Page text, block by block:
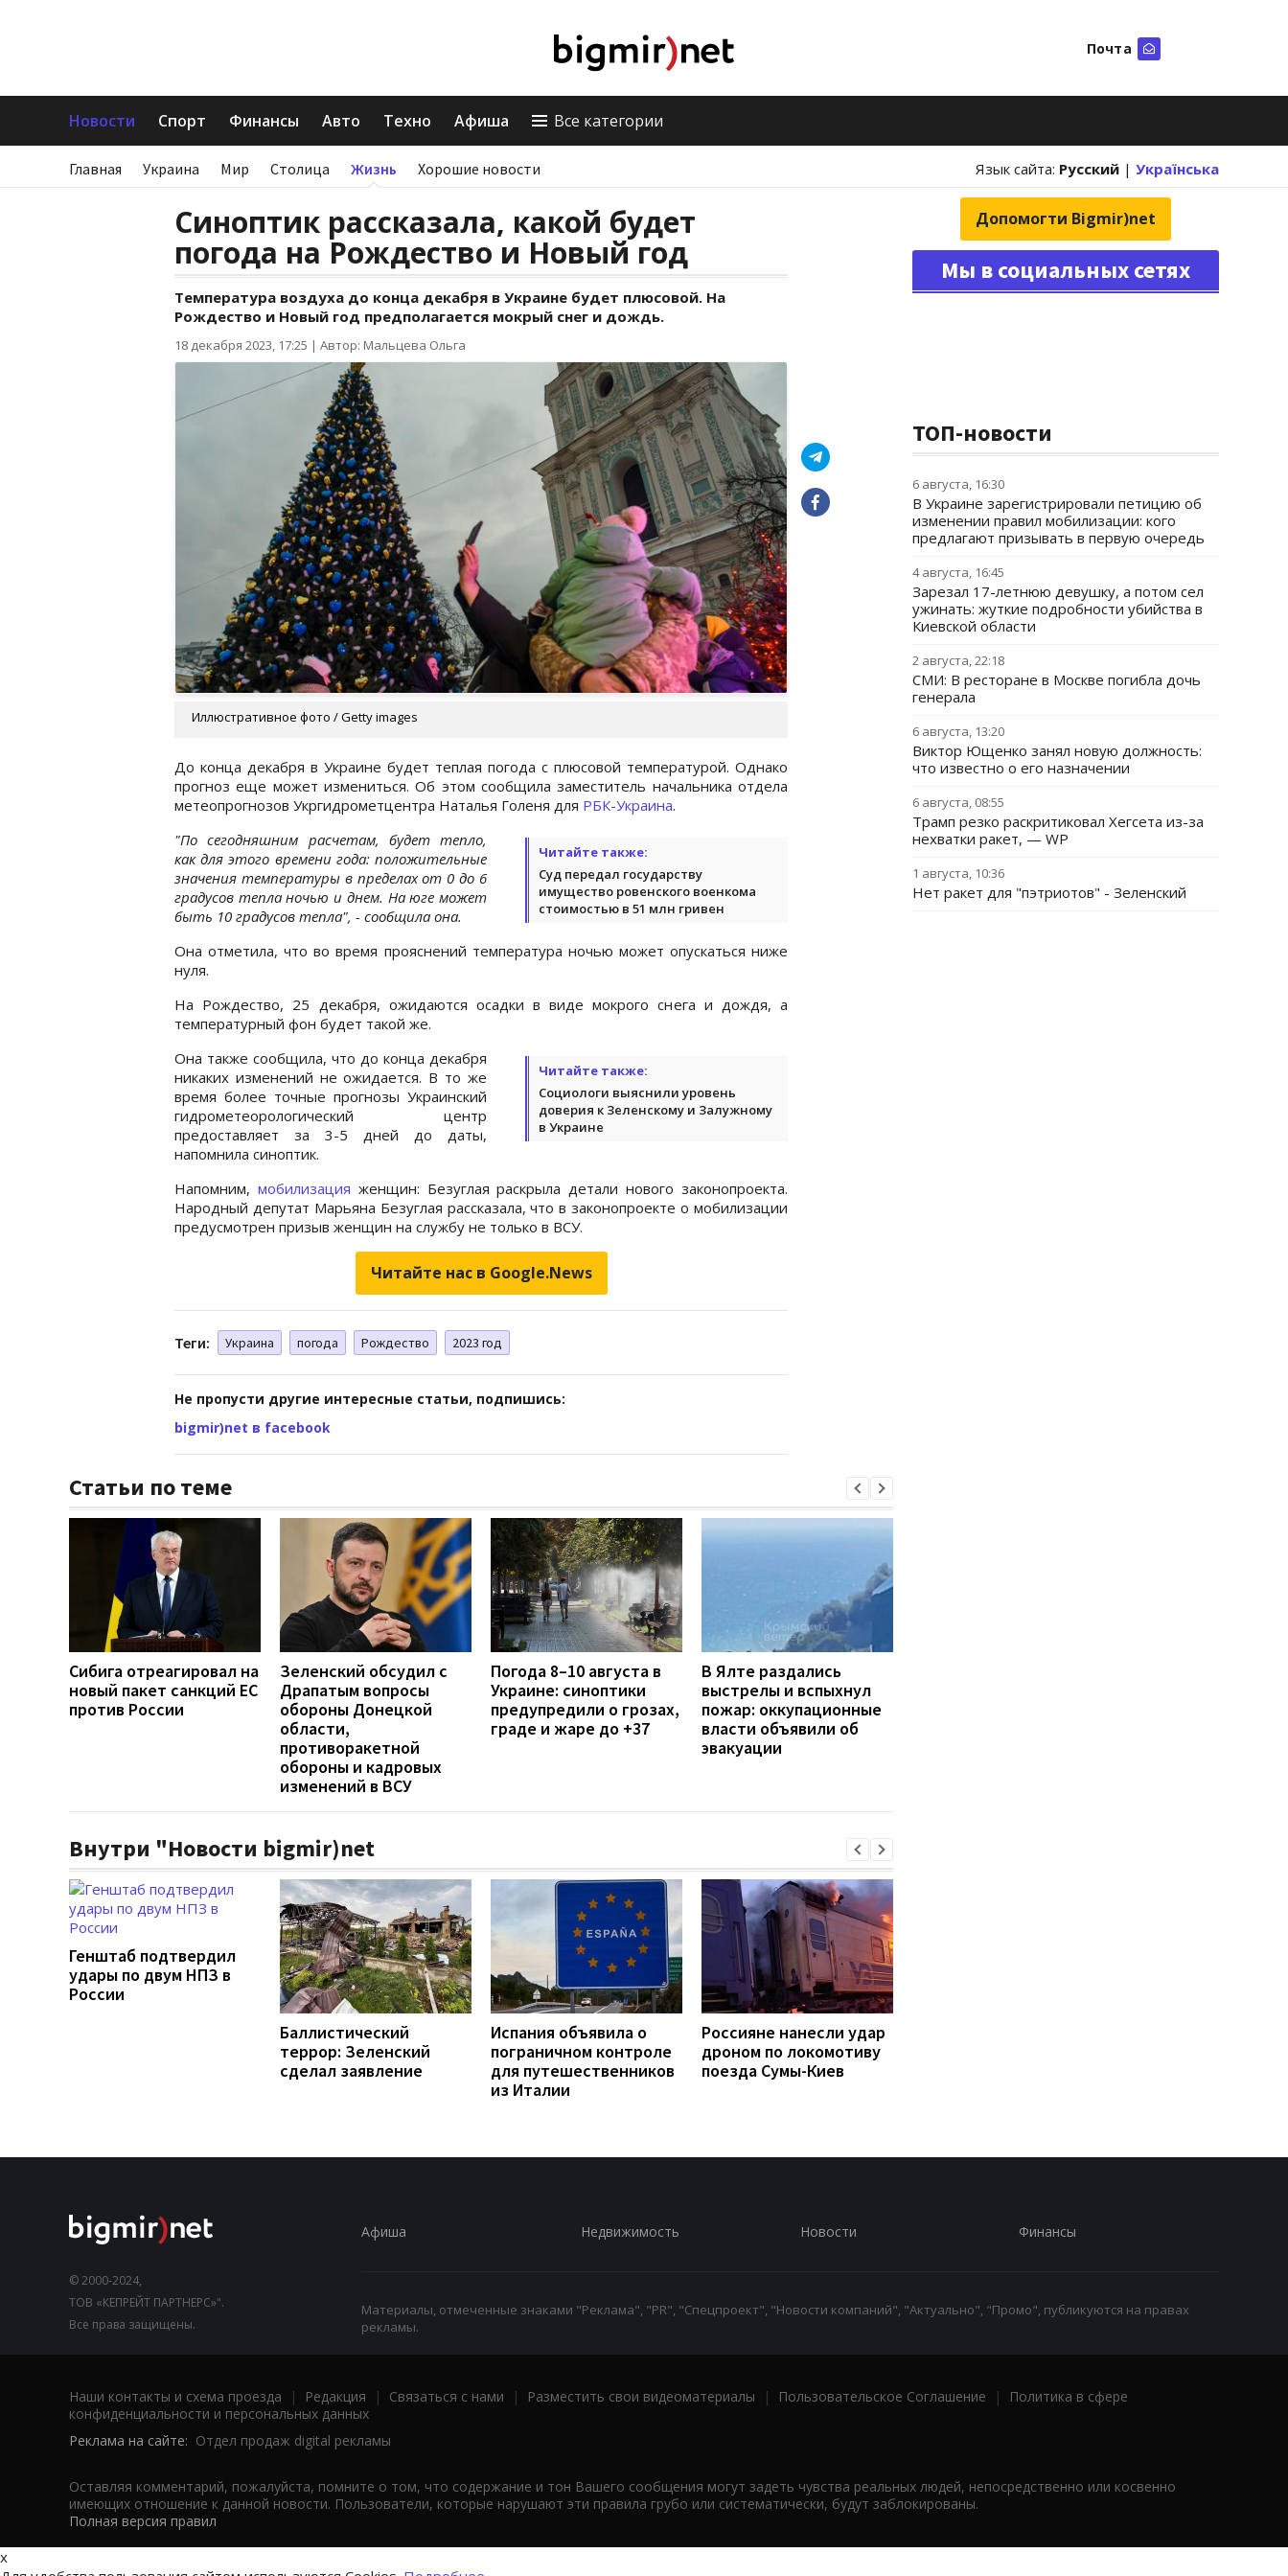
Почта
Новости Спорт Финансы Авто Техно Афиша Все категории
Главная Украина Мир Столица Жизнь Хорошие новости Язык сайта: Русский | Українська
Синоптик рассказала, какой будет
погода на Рождество и Новый год
Температура воздуха до конца декабря в Украине будет плюсовой. На
Рождество и Новый год предполагается мокрый снег и дождь.
18 декабря 2023, 17:25 | Автор: Мальцева Ольга
Иллюстративное фото / Getty images
До конца декабря в Украине будет теплая погода с плюсовой температурой. Однако
прогноз еще может измениться. Об этом сообщила заместитель начальника отдела
метеопрогнозов Укргидрометцентра Наталья Голеня для РБК-Украина.
Читайте также:
Суд передал государству
имущество ровенского военкома
стоимостью в 51 млн гривен
"По сегодняшним расчетам, будет тепло,
как для этого времени года: положительные
значения температуры в пределах от 0 до 6
градусов тепла ночью и днем. На юге может
быть 10 градусов тепла", - сообщила она.
Она отметила, что во время прояснений температура ночью может опускаться ниже
нуля.
На Рождество, 25 декабря, ожидаются осадки в виде мокрого снега и дождя, а
температурный фон будет такой же.
Читайте также:
Социологи выяснили уровень
доверия к Зеленскому и Залужному
в Украине
Она также сообщила, что до конца декабря
никаких изменений не ожидается. В то же
время более точные прогнозы Украинский
гидрометеорологический центр
предоставляет за 3-5 дней до даты,
напомнила синоптик.
Напомним, мобилизация женщин: Безуглая раскрыла детали нового законопроекта.
Народный депутат Марьяна Безуглая рассказала, что в законопроекте о мобилизации
предусмотрен призыв женщин на службу не только в ВСУ.
Читайте нас в Google.News
Теги: Украина погода Рождество 2023 год
Не пропусти другие интересные статьи, подпишись:
bigmir)net в facebook
Статьи по теме
Сибига отреагировал на
новый пакет санкций ЕС
против России
Зеленский обсудил с
Драпатым вопросы
обороны Донецкой
области,
противоракетной
обороны и кадровых
изменений в ВСУ
Погода 8–10 августа в
Украине: синоптики
предупредили о грозах,
граде и жаре до +37
В Ялте раздались
выстрелы и вспыхнул
пожар: оккупационные
власти объявили об
эвакуации
Внутри "Новости bigmir)net
Генштаб подтвердил
удары по двум НПЗ в
России
Баллистический
террор: Зеленский
сделал заявление
Испания объявила о
пограничном контроле
для путешественников
из Италии
Россияне нанесли удар
дроном по локомотиву
поезда Сумы-Киев
Допомогти Bigmir)net
Мы в социальных сетях
ТОП-новости
6 августа, 16:30
В Украине зарегистрировали петицию об
изменении правил мобилизации: кого
предлагают призывать в первую очередь
4 августа, 16:45
Зарезал 17-летнюю девушку, а потом сел
ужинать: жуткие подробности убийства в
Киевской области
2 августа, 22:18
СМИ: В ресторане в Москве погибла дочь
генерала
6 августа, 13:20
Виктор Ющенко занял новую должность:
что известно о его назначении
6 августа, 08:55
Трамп резко раскритиковал Хегсета из-за
нехватки ракет, — WP
1 августа, 10:36
Нет ракет для "пэтриотов" - Зеленский
© 2000-2024,
ТОВ «КЕПРЕЙТ ПАРТНЕРС»".
Все права защищены.
Афиша Недвижимость Новости Финансы
Материалы, отмеченные знаками "Реклама", "PR", "Спецпроект", "Новости компаний", "Актуально", "Промо", публикуются на правах
рекламы.
Наши контакты и схема проезда | Редакция | Связаться с нами | Разместить свои видеоматериалы | Пользовательское Соглашение |
Политика в сфере
конфиденциальности и персональных данных
Реклама на сайте: Отдел продаж digital рекламы
Оставляя комментарий, пожалуйста, помните о том, что содержание и тон Вашего сообщения могут задеть чувства реальных людей, непосредственно или косвенно
имеющих отношение к данной новости. Пользователи, которые нарушают эти правила грубо или систематически, будут заблокированы.
Полная версия правил
x